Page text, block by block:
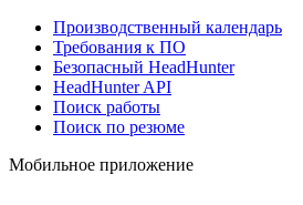
Производственный календарь
Требования к ПО
Безопасный HeadHunter
HeadHunter API
Поиск работы
Поиск по резюме
Мобильное приложение